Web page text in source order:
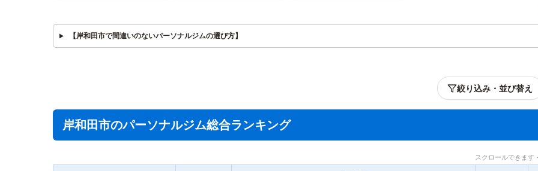
【岸和田市で間違いのないパーソナルジムの選び方】
絞り込み・並び替え
岸和田市のパーソナルジム総合ランキング
スクロールできます